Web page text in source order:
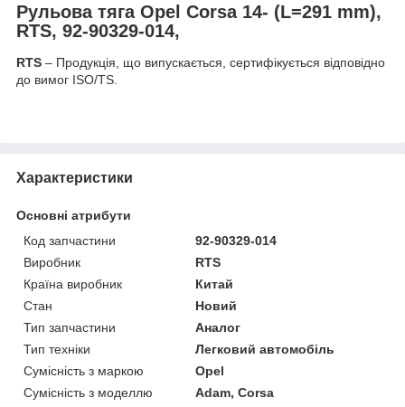
Рульова тяга Opel Corsa 14- (L=291 mm),
RTS, 92-90329-014,
RTS – Продукція, що випускається, сертифікується відповідно
до вимог ISO/TS.
Характеристики
Основні атрибути
Код запчастини
92-90329-014
Виробник
RTS
Країна виробник
Китай
Стан
Новий
Тип запчастини
Аналог
Тип техніки
Легковий автомобіль
Сумісність з маркою
Opel
Сумісність з моделлю
Adam, Corsa